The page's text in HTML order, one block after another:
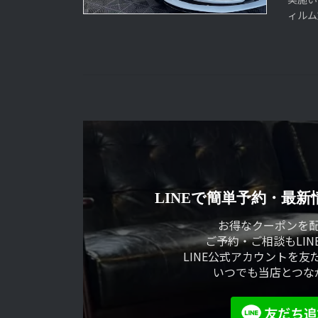
ィル
LINEで簡単予約・ 最新
お得なクーポンを
ご予約・ご相談も
LINE公式アカウントを友
いつでも当店とつ